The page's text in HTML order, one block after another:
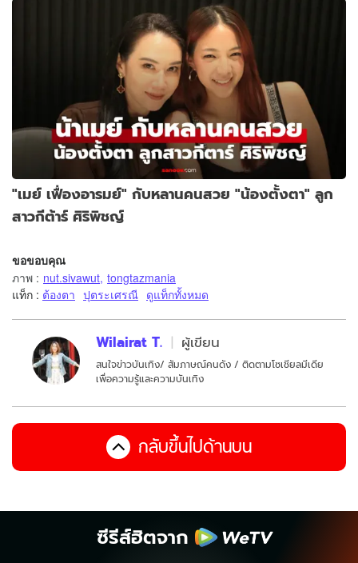
"เมย์ เฟื่องอารมย์" กับหลานคนสวย "น้องตั้งตา" ลูก
สาวกีต้าร์ ศิริพิชญ์
ขอขอบคุณ
ภาพ : nut.sivawut, tongtazmania
แท็ก : ต้องตา ปุตระเศรณี ดูแท็กทั้งหมด
Wilairat T. ผู้เขียน
สนใจข่าวบันเทิง/ สัมภาษณ์คนดัง / ติดตามโซเชียลมีเดีย
เพื่อความรู้และความบันเทิง
กลับขึ้นไปด้านบน
ซีรีส์ฮิตจาก